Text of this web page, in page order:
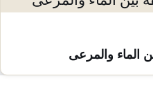
الماء والمرعى